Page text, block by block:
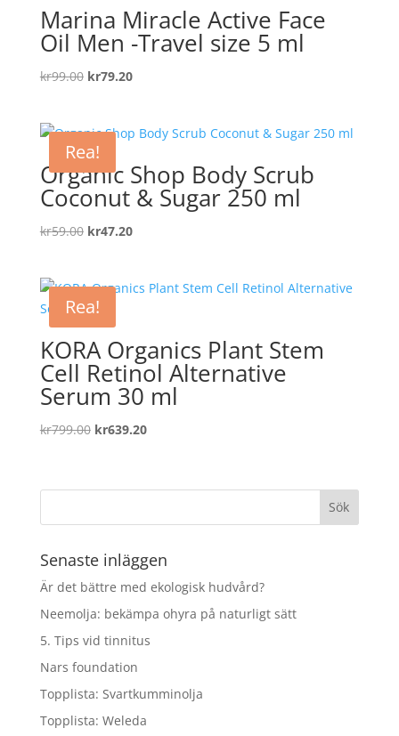
Marina Miracle Active Face
Oil Men -Travel size 5 ml
kr99.00 Det
var:
kr99.00.
kr79.20Det
är:
Rea!
Organic Shop Body Scrub
Coconut & Sugar 250 ml
kr59.00 Det
var:
kr59.00.
kr47.20Det
är:
Rea!
KORA Organics Plant Stem
Cell Retinol Alternative
Serum 30 ml
kr799.00 Det
var:
kr639.20Det
är:
Senaste inläggen
Är det bättre med ekologisk hudvård?
Neemolja: bekämpa ohyra på naturligt sätt
5. Tips vid tinnitus
Nars foundation
Topplista: Svartkumminolja
Topplista: Weleda